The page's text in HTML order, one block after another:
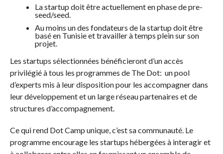
La startup doit être actuellement en phase de pre-
seed/seed.
Au moins un des fondateurs de la startup doit être
basé en Tunisie et travailler à temps plein sur son
projet.
Les startups sélectionnées bénéficieront d’un accès
privilégié à tous les programmes de The Dot: un pool
d’experts mis à leur disposition pour les accompagner dans
leur développement et un large réseau partenaires et de
structures d’accompagnement.
Ce qui rend Dot Camp unique, c’est sa communauté. Le
programme encourage les startups hébergées à interagir et